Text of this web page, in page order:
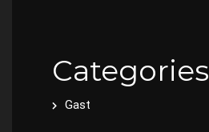
Categories
Gast